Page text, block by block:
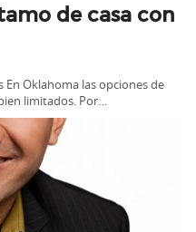
de casa con
En Oklahoma las opciones de
limitados. Por…